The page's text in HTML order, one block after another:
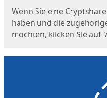
Wenn Sie eine
haben und die
möchten, klicken Sie auf